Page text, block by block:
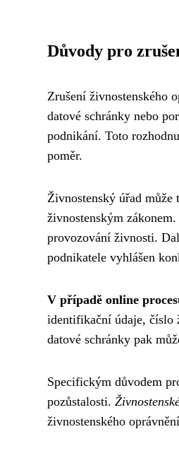
Důvody pro
Zrušení živnostenského
datové schránky nebo
podnikání. Toto
poměr.
Živnostenský úřad může
živnostenským
provozování živnosti.
podnikatele vyhlášen
V případě online
identifikační údaje, číslo
datové schránky pak
Specifickým důvodem
pozůstalosti.
živnostenského